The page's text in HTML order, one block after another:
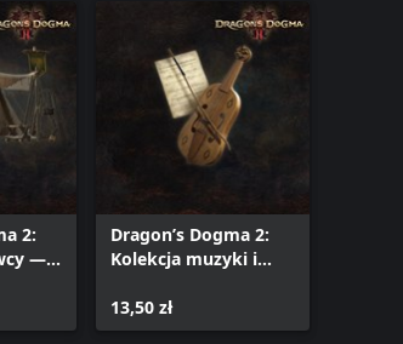
2:
—
Dragon’s Dogma 2:
Kolekcja muzyki i
Dogma —
niestandardowe
13,50 zł